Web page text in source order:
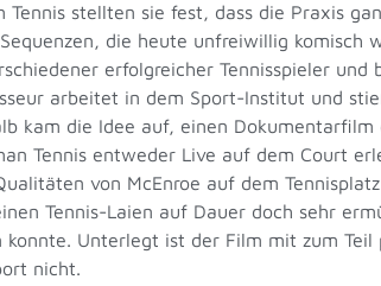
Tennis stellten sie fest, dass die Praxis
die heute unfreiwillig komisch
erfolgreicher Tennisspieler und
arbeitet in dem Sport-Institut und
kam die Idee auf, einen Dokumentarfilm
Tennis entweder Live auf dem Court
von McEnroe auf dem
Tennis-Laien auf Dauer doch sehr
Unterlegt ist der Film mit zum Teil
nicht.